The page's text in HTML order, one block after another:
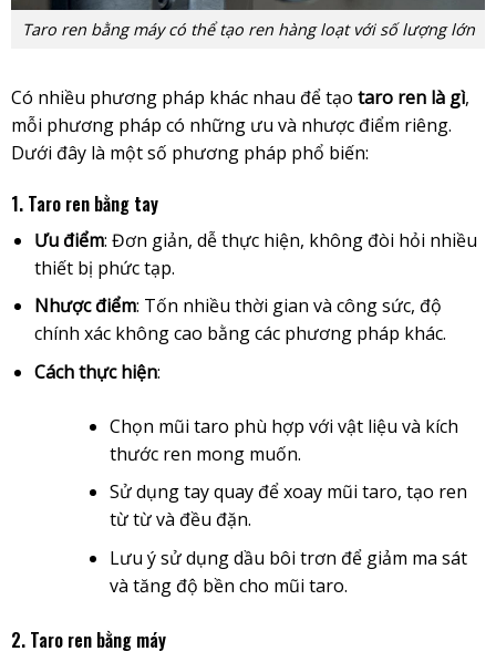
Taro ren bằng máy có thể tạo ren hàng loạt với số lượng lớn
Có nhiều phương pháp khác nhau để tạo taro ren là gì,
mỗi phương pháp có những ưu và nhược điểm riêng.
Dưới đây là một số phương pháp phổ biến:
1. Taro ren bằng tay
Ưu điểm: Đơn giản, dễ thực hiện, không đòi hỏi nhiều
thiết bị phức tạp.
Nhược điểm: Tốn nhiều thời gian và công sức, độ
chính xác không cao bằng các phương pháp khác.
Cách thực hiện:
Chọn mũi taro phù hợp với vật liệu và kích
thước ren mong muốn.
Sử dụng tay quay để xoay mũi taro, tạo ren
từ từ và đều đặn.
Lưu ý sử dụng dầu bôi trơn để giảm ma sát
và tăng độ bền cho mũi taro.
2. Taro ren bằng máy